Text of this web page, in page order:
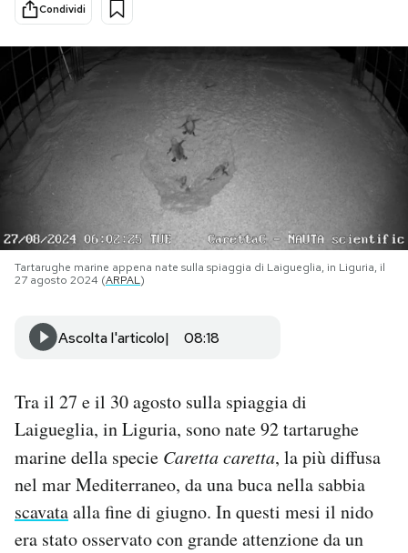
PODCAST
I MIEI PREFERITI
SHOP
Area Personale
Newsletter
Notifiche mobile
Regala il Post
Hai bisogno di aiuto?
Condividi
Tartarughe marine appena nate sulla spiaggia di Laigueglia, in Liguria, il
27 agosto 2024 (ARPAL)
Ascolta l'articolo 08:18
Tra il 27 e il 30 agosto sulla spiaggia di
Laigueglia, in Liguria, sono nate 92 tartarughe
marine della specie Caretta caretta, la più diffusa
nel mar Mediterraneo, da una buca nella sabbia
scavataalla fine di giugno. In questi mesi il nido
era stato osservato con grande attenzione da un